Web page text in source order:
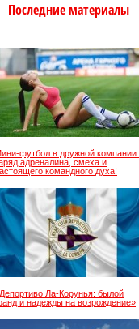
Последние материалы
футбол в дружной компании:
адреналина, смеха и
командного духа!
Ла-Корунья: былой
и надежды на возрождение»